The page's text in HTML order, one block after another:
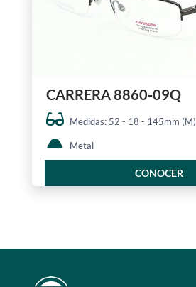
CARRERA 8860-09Q
Medidas: 52 - 18 - 145mm (M)
Metal
CONOCER